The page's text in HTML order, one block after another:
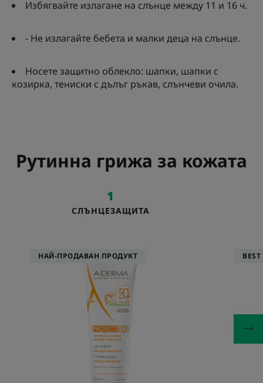
Избягвайте излагане на слънце между 11 и 16 ч.
- Не излагайте бебета и малки деца на слънце.
Носете защитно облекло: шапки, шапки с
козирка, тениски с дълъг ръкав, слънчеви очила.
Рутинна грижа за кожата
1
Мляко
SPF50+
висока
защита
СЛЪНЦЕЗАЩИТА
НАЙ-ПРОДАВАН ПРОДУКТ